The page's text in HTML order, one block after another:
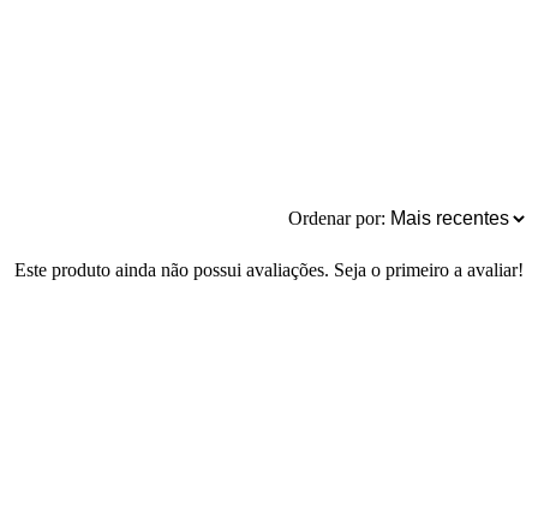
Ordenar por:
Este produto ainda não possui avaliações. Seja o primeiro a avaliar!